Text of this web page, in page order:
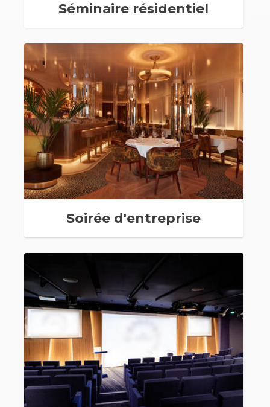
Séminaire résidentiel
Soirée d'entreprise